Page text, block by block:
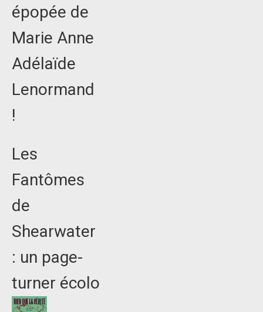
épopée de
Marie Anne
Adélaïde
Lenormand
!
Les
Fantômes
de
Shearwater
: un page-
turner écolo